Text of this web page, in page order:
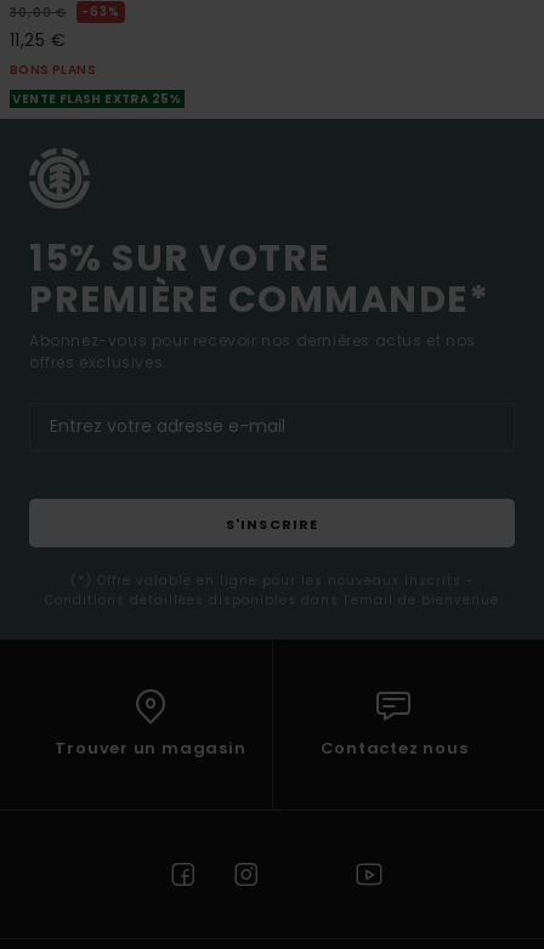
30,00 € 63%
11,25 €
BONS PLANS
VENTE FLASH EXTRA 25%
15% SUR VOTRE
PREMIÈRE COMMANDE*
Abonnez-vous pour recevoir nos dernières actus et nos
offres exclusives.
S'INSCRIRE
(*) Offre valable en ligne pour les nouveaux inscrits -
Conditions détaillées disponibles dans l'email de bienvenue
Trouver un magasin Contactez nous